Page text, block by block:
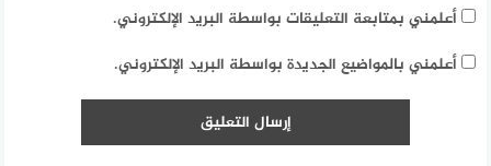
أعلمني بمتابعة التعليقات بواسطة البريد الإلكتروني.
أعلمني بالمواضيع الجديدة بواسطة البريد الإلكتروني.